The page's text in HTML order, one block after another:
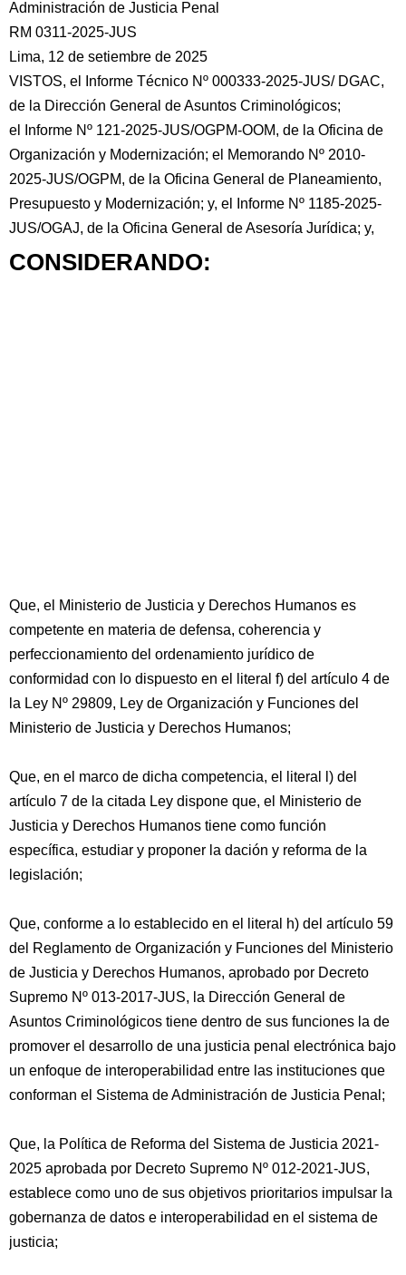
Administración de Justicia Penal
RM 0311-2025-JUS
Lima, 12 de setiembre de 2025
VISTOS, el Informe Técnico Nº 000333-2025-JUS/ DGAC,
de la Dirección General de Asuntos Criminológicos;
el Informe Nº 121-2025-JUS/OGPM-OOM, de la Oficina de
Organización y Modernización; el Memorando Nº 2010-
2025-JUS/OGPM, de la Oficina General de Planeamiento,
Presupuesto y Modernización; y, el Informe Nº 1185-2025-
JUS/OGAJ, de la Oficina General de Asesoría Jurídica; y,
CONSIDERANDO:
Que, el Ministerio de Justicia y Derechos Humanos es
competente en materia de defensa, coherencia y
perfeccionamiento del ordenamiento jurídico de
conformidad con lo dispuesto en el literal f) del artículo 4 de
la Ley Nº 29809, Ley de Organización y Funciones del
Ministerio de Justicia y Derechos Humanos;
Que, en el marco de dicha competencia, el literal l) del
artículo 7 de la citada Ley dispone que, el Ministerio de
Justicia y Derechos Humanos tiene como función
específica, estudiar y proponer la dación y reforma de la
legislación;
Que, conforme a lo establecido en el literal h) del artículo 59
del Reglamento de Organización y Funciones del Ministerio
de Justicia y Derechos Humanos, aprobado por Decreto
Supremo Nº 013-2017-JUS, la Dirección General de
Asuntos Criminológicos tiene dentro de sus funciones la de
promover el desarrollo de una justicia penal electrónica bajo
un enfoque de interoperabilidad entre las instituciones que
conforman el Sistema de Administración de Justicia Penal;
Que, la Política de Reforma del Sistema de Justicia 2021-
2025 aprobada por Decreto Supremo Nº 012-2021-JUS,
establece como uno de sus objetivos prioritarios impulsar la
gobernanza de datos e interoperabilidad en el sistema de
justicia;